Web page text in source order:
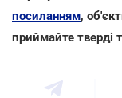
посиланням,
приймайте тверді